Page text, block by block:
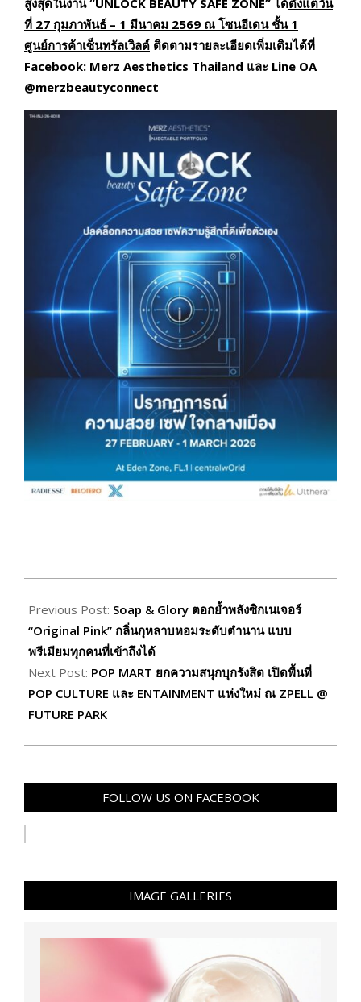
สูงสุดในงาน “UNLOCK BEAUTY SAFE ZONE” ได้ตั้งแต่วัน
ที่ 27 กุมภาพันธ์ – 1 มีนาคม 2569 ณ โซนอีเดน ชั้น 1
ศูนย์การค้าเซ็นทรัลเวิลด์ ติดตามรายละเอียดเพิ่มเติมได้ที่
Facebook: Merz Aesthetics Thailand และ Line OA
@merzbeautyconnect
02-
19
Previous Post: Soap & Glory ตอกย้ำพลังซิกเนเจอร์
“Original Pink” กลิ่นกุหลาบหอมระดับตำนาน แบบ
พรีเมียมทุกคนที่เข้าถึงได้
Next Post: POP MART ยกความสนุกบุกรังสิต เปิดพื้นที่
POP CULTURE และ ENTAINMENT แห่งใหม่ ณ ZPELL @
FUTURE PARK
FOLLOW US ON FACEBOOK
IMAGE GALLERIES